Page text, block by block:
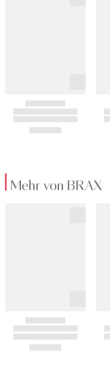
Mehr von BRAX